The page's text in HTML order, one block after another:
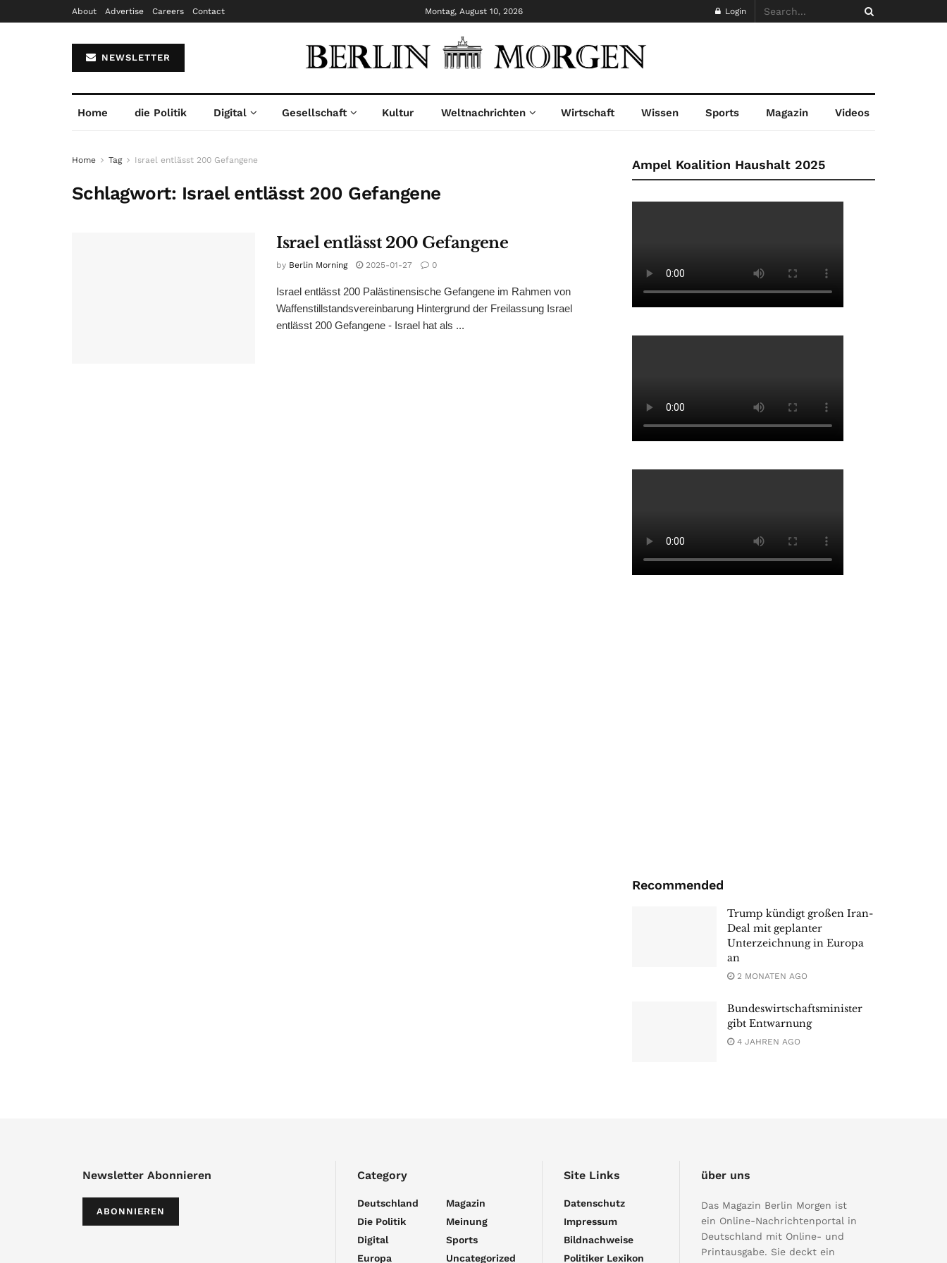
About Advertise Careers Contact Montag, August 10, 2026 Login
NEWSLETTER
Home die Politik Digital Gesellschaft Kultur Weltnachrichten Wirtschaft Wissen Sports Magazin Videos
Home Tag Israel entlässt 200 Gefangene
Schlagwort: Israel entlässt 200 Gefangene
Israel entlässt 200 Gefangene
by Berlin Morning 2025-01-27 0
Israel entlässt 200 Palästinensische Gefangene im Rahmen von
Waffenstillstandsvereinbarung Hintergrund der Freilassung Israel
entlässt 200 Gefangene - Israel hat als ...
Ampel Koalition Haushalt 2025
Recommended
Trump kündigt großen Iran-
Deal mit geplanter
Unterzeichnung in Europa
an
2 MONATEN AGO
Bundeswirtschaftsminister
gibt Entwarnung
4 JAHREN AGO
Newsletter Abonnieren
ABONNIEREN
Category
Deutschland
Die Politik
Digital
Europa
Magazin
Meinung
Sports
Uncategorized
Site Links
Datenschutz
Impressum
Bildnachweise
Politiker Lexikon
über uns
Das Magazin Berlin Morgen ist
ein Online-Nachrichtenportal in
Deutschland mit Online- und
Printausgabe. Sie deckt ein